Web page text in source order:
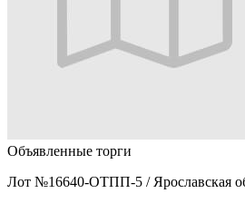
Объявленные торги
Лот №16640-ОТПП-5 / Ярославская